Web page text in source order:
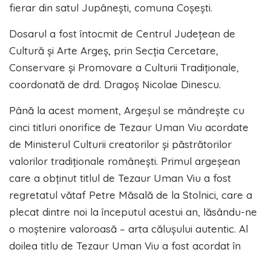
fierar din satul Jupânești, comuna Coșești.
Dosarul a fost întocmit de Centrul Județean de
Cultură și Arte Argeș, prin Secția Cercetare,
Conservare și Promovare a Culturii Tradiționale,
coordonată de drd. Dragoș Nicolae Dinescu.
Până la acest moment, Argeșul se mândrește cu
cinci titluri onorifice de Tezaur Uman Viu acordate
de Ministerul Culturii creatorilor și păstrătorilor
valorilor tradiționale românești. Primul argeșean
care a obținut titlul de Tezaur Uman Viu a fost
regretatul vătaf Petre Măsală de la Stolnici, care a
plecat dintre noi la începutul acestui an, lăsându-ne
o moștenire valoroasă – arta călușului autentic. Al
doilea titlu de Tezaur Uman Viu a fost acordat în